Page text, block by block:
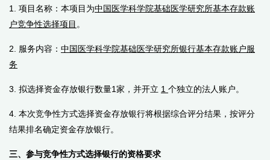
1. 项目名称：本项目为中国医学科学院基础医学研究所基本存款账
户竞争性选择项目 。
2. 服务内容： 中国医学科学院基础医学研究所银行基本存款账户服
务
3. 拟选择资金存放银行数量1家，并开立 1 个独立的法人账户。
4. 本次竞争性方式选择资金存放银行将根据综合评分结果，按评分
结果排名确定资金存放银行。
三、参与竞争性方式选择银行的资格要求